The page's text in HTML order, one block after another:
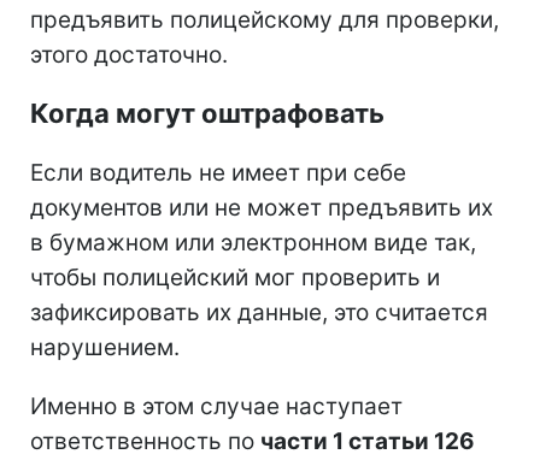
предъявить полицейскому для проверки,
этого достаточно.
Когда могут оштрафовать
Если водитель не имеет при себе
документов или не может предъявить их
в бумажном или электронном виде так,
чтобы полицейский мог проверить и
зафиксировать их данные, это считается
нарушением.
Именно в этом случае наступает
ответственность по части 1 статьи 126